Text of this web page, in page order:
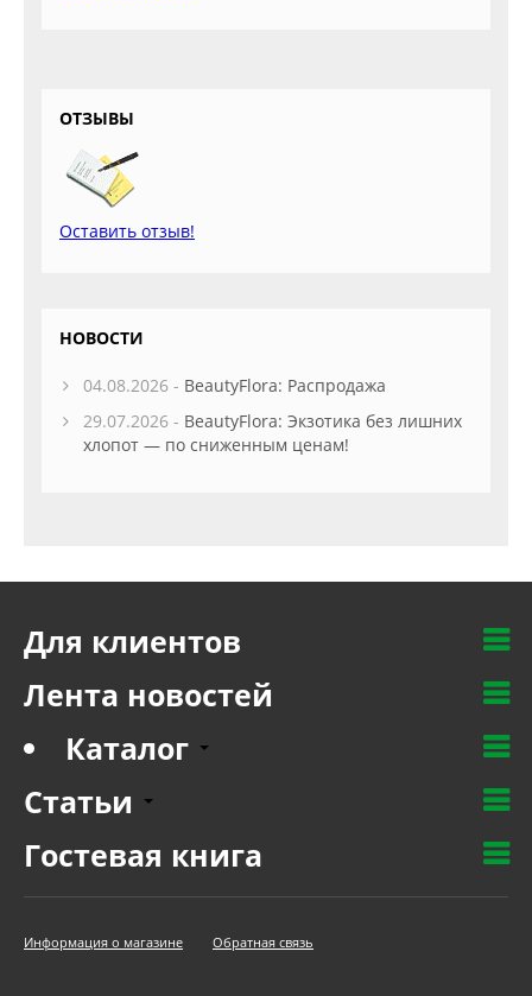
ОТЗЫВЫ
Оставить отзыв!
НОВОСТИ
04.08.2026 - BeautyFlora: Распродажа
29.07.2026 - BeautyFlora: Экзотика без лишних
хлопот — по сниженным ценам!
Для клиентов
Лента новостей
Каталог
Статьи
Гостевая книга
Информация о магазине Обратная связь